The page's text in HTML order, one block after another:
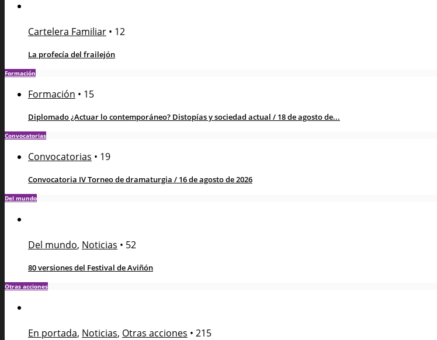
Cartelera Familiar • 12
La profecía del frailejón
Formación
Formación • 15
Diplomado ¿Actuar lo contemporáneo? Distopías y sociedad actual / 18 de agosto de...
Convocatorias
Convocatorias • 19
Convocatoria IV Torneo de dramaturgia / 16 de agosto de 2026
Del mundo
Del mundo, Noticias • 52
80 versiones del Festival de Aviñón
Otras acciones
En portada, Noticias, Otras acciones • 215